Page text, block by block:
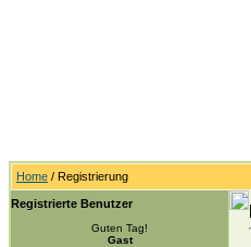
Home / Registrierung
Registrierte Benutzer
Guten Tag!
Gast